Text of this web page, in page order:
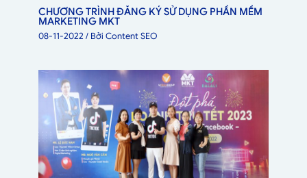
CHƯƠNG TRÌNH ĐĂNG KÝ SỬ DỤNG PHẦN MỀM
MARKETING MKT
08-11-2022/ BởiContent SEO